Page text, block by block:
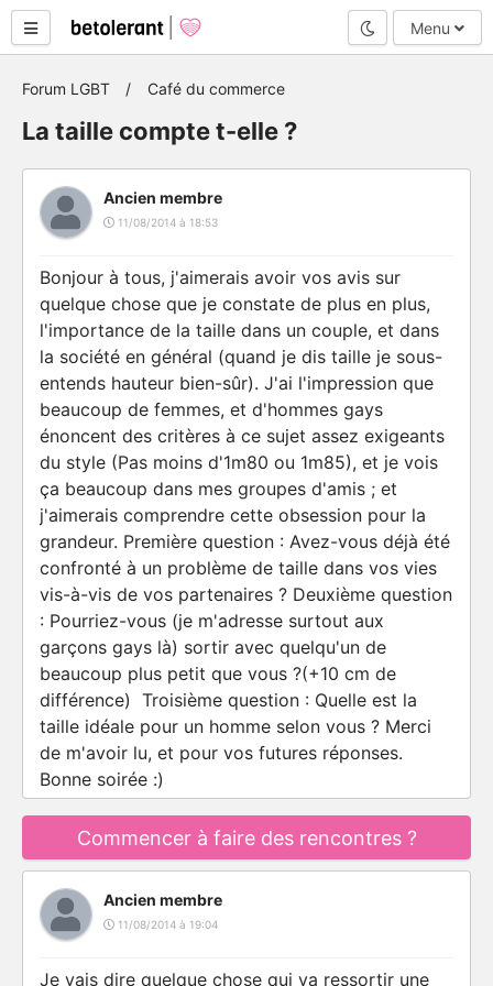
Mode nuit
Menu
Forum LGBT Café du commerce
La taille compte t-elle ?
Ancien membre
11/08/2014 à 18:53
Bonjour à tous, j'aimerais avoir vos avis sur
quelque chose que je constate de plus en plus,
l'importance de la taille dans un couple, et dans
la société en général (quand je dis taille je sous-
entends hauteur bien-sûr). J'ai l'impression que
beaucoup de femmes, et d'hommes gays
énoncent des critères à ce sujet assez exigeants
du style (Pas moins d'1m80 ou 1m85), et je vois
ça beaucoup dans mes groupes d'amis ; et
j'aimerais comprendre cette obsession pour la
grandeur. Première question : Avez-vous déjà été
confronté à un problème de taille dans vos vies
vis-à-vis de vos partenaires ? Deuxième question
: Pourriez-vous (je m'adresse surtout aux
garçons gays là) sortir avec quelqu'un de
beaucoup plus petit que vous ?(+10 cm de
différence) Troisième question : Quelle est la
taille idéale pour un homme selon vous ? Merci
de m'avoir lu, et pour vos futures réponses.
Bonne soirée :)
Commencer à faire des rencontres ?
Ancien membre
11/08/2014 à 19:04
Je vais dire quelque chose qui va ressortir une